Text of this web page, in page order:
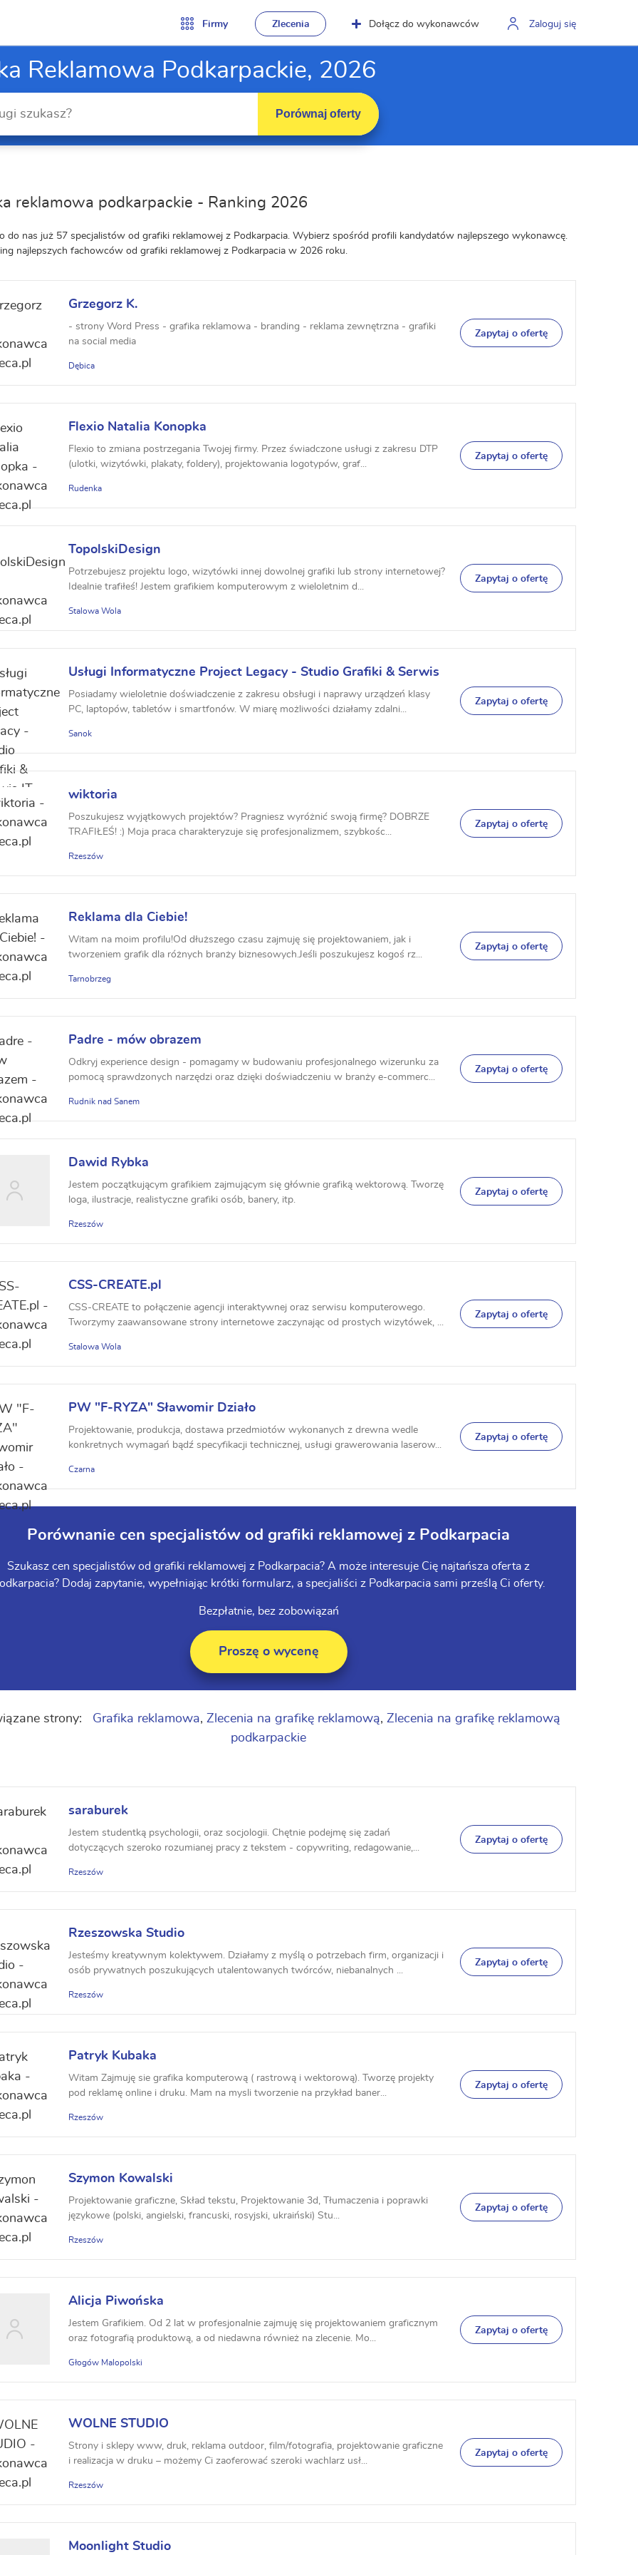
Firmy Zlecenia Dołącz do wykonawców Zaloguj się
Reklamowa Podkarpackie, 2026
Porównaj oferty
reklamowa podkarpackie - Ranking 2026
do nas już 57 specjalistów od grafiki reklamowej z Podkarpacia. Wybierz spośród profili kandydatów najlepszego wykonawcę.
najlepszych fachowców od grafiki reklamowej z Podkarpacia w 2026 roku.
Grzegorz K.
- strony Word Press - grafika reklamowa - branding - reklama zewnętrzna - grafiki
na social media
Dębica
Zapytaj o ofertę
Flexio Natalia Konopka
Flexio to zmiana postrzegania Twojej firmy. Przez świadczone usługi z zakresu DTP
(ulotki, wizytówki, plakaty, foldery), projektowania logotypów, graf...
Rudenka
Zapytaj o ofertę
TopolskiDesign
Potrzebujesz projektu logo, wizytówki innej dowolnej grafiki lub strony internetowej?
Idealnie trafiłeś! Jestem grafikiem komputerowym z wieloletnim d...
Stalowa Wola
Zapytaj o ofertę
Usługi Informatyczne Project Legacy - Studio Grafiki & Serwis
IT
Posiadamy wieloletnie doświadczenie z zakresu obsługi i naprawy urządzeń klasy
PC, laptopów, tabletów i smartfonów. W miarę możliwości działamy zdalni...
Sanok
Zapytaj o ofertę
wiktoria
Poszukujesz wyjątkowych projektów? Pragniesz wyróżnić swoją firmę? DOBRZE
TRAFIŁEŚ! :) Moja praca charakteryzuje się profesjonalizmem, szybkośc...
Rzeszów
Zapytaj o ofertę
Reklama dla Ciebie!
Witam na moim profilu!Od dłuższego czasu zajmuję się projektowaniem, jak i
tworzeniem grafik dla różnych branży biznesowych.Jeśli poszukujesz kogoś rz...
Tarnobrzeg
Zapytaj o ofertę
Padre - mów obrazem
Odkryj experience design - pomagamy w budowaniu profesjonalnego wizerunku za
pomocą sprawdzonych narzędzi oraz dzięki doświadczeniu w branży e-commerc...
Rudnik nad Sanem
Zapytaj o ofertę
Dawid Rybka
Jestem początkującym grafikiem zajmującym się głównie grafiką wektorową. Tworzę
loga, ilustracje, realistyczne grafiki osób, banery, itp.
Rzeszów
Zapytaj o ofertę
CSS-CREATE.pl
CSS-CREATE to połączenie agencji interaktywnej oraz serwisu komputerowego.
Tworzymy zaawansowane strony internetowe zaczynając od prostych wizytówek, ...
Stalowa Wola
Zapytaj o ofertę
PW "F-RYZA" Sławomir Działo
Projektowanie, produkcja, dostawa przedmiotów wykonanych z drewna wedle
konkretnych wymagań bądź specyfikacji technicznej, usługi grawerowania laserow...
Czarna
Zapytaj o ofertę
Porównanie cen specjalistów od grafiki reklamowej z Podkarpacia
Szukasz cen specjalistów od grafiki reklamowej z Podkarpacia? A może interesuje Cię najtańsza oferta z
Dodaj zapytanie, wypełniając krótki formularz, a specjaliści z Podkarpacia sami prześlą Ci oferty.
Bezpłatnie, bez zobowiązań
Proszę o wycenę
strony: Grafika reklamowa, Zlecenia na grafikę reklamową, Zlecenia na grafikę reklamową
podkarpackie
saraburek
Jestem studentką psychologii, oraz socjologii. Chętnie podejmę się zadań
dotyczących szeroko rozumianej pracy z tekstem - copywriting, redagowanie,...
Rzeszów
Zapytaj o ofertę
Rzeszowska Studio
Jesteśmy kreatywnym kolektywem. Działamy z myślą o potrzebach firm, organizacji i
osób prywatnych poszukujących utalentowanych twórców, niebanalnych ...
Rzeszów
Zapytaj o ofertę
Patryk Kubaka
Witam Zajmuję sie grafika komputerową ( rastrową i wektorową). Tworzę projekty
pod reklamę online i druku. Mam na mysli tworzenie na przykład baner...
Rzeszów
Zapytaj o ofertę
Szymon Kowalski
Projektowanie graficzne, Skład tekstu, Projektowanie 3d, Tłumaczenia i poprawki
językowe (polski, angielski, francuski, rosyjski, ukraiński) Stu...
Rzeszów
Zapytaj o ofertę
Alicja Piwońska
Jestem Grafikiem. Od 2 lat w profesjonalnie zajmuję się projektowaniem graficznym
oraz fotografią produktową, a od niedawna również na zlecenie. Mo...
Głogów Malopolski
Zapytaj o ofertę
WOLNE STUDIO
Strony i sklepy www, druk, reklama outdoor, film/fotografia, projektowanie graficzne
i realizacja w druku – możemy Ci zaoferować szeroki wachlarz usł...
Rzeszów
Zapytaj o ofertę
Moonlight Studio